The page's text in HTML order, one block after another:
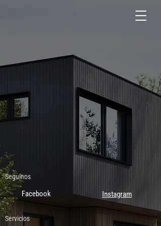
Seguinos
Facebook Instagram
Servicios